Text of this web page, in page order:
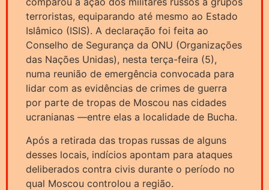
terroristas, equiparando até mesmo ao Estado
Islâmico (ISIS). A declaração foi feita ao
Conselho de Segurança da ONU (Organizações
das Nações Unidas), nesta terça-feira (5),
numa reunião de emergência convocada para
lidar com as evidências de crimes de guerra
por parte de tropas de Moscou nas cidades
ucranianas —entre elas a localidade de Bucha.
Após a retirada das tropas russas de alguns
desses locais, indícios apontam para ataques
deliberados contra civis durante o período no
qual Moscou controlou a região.